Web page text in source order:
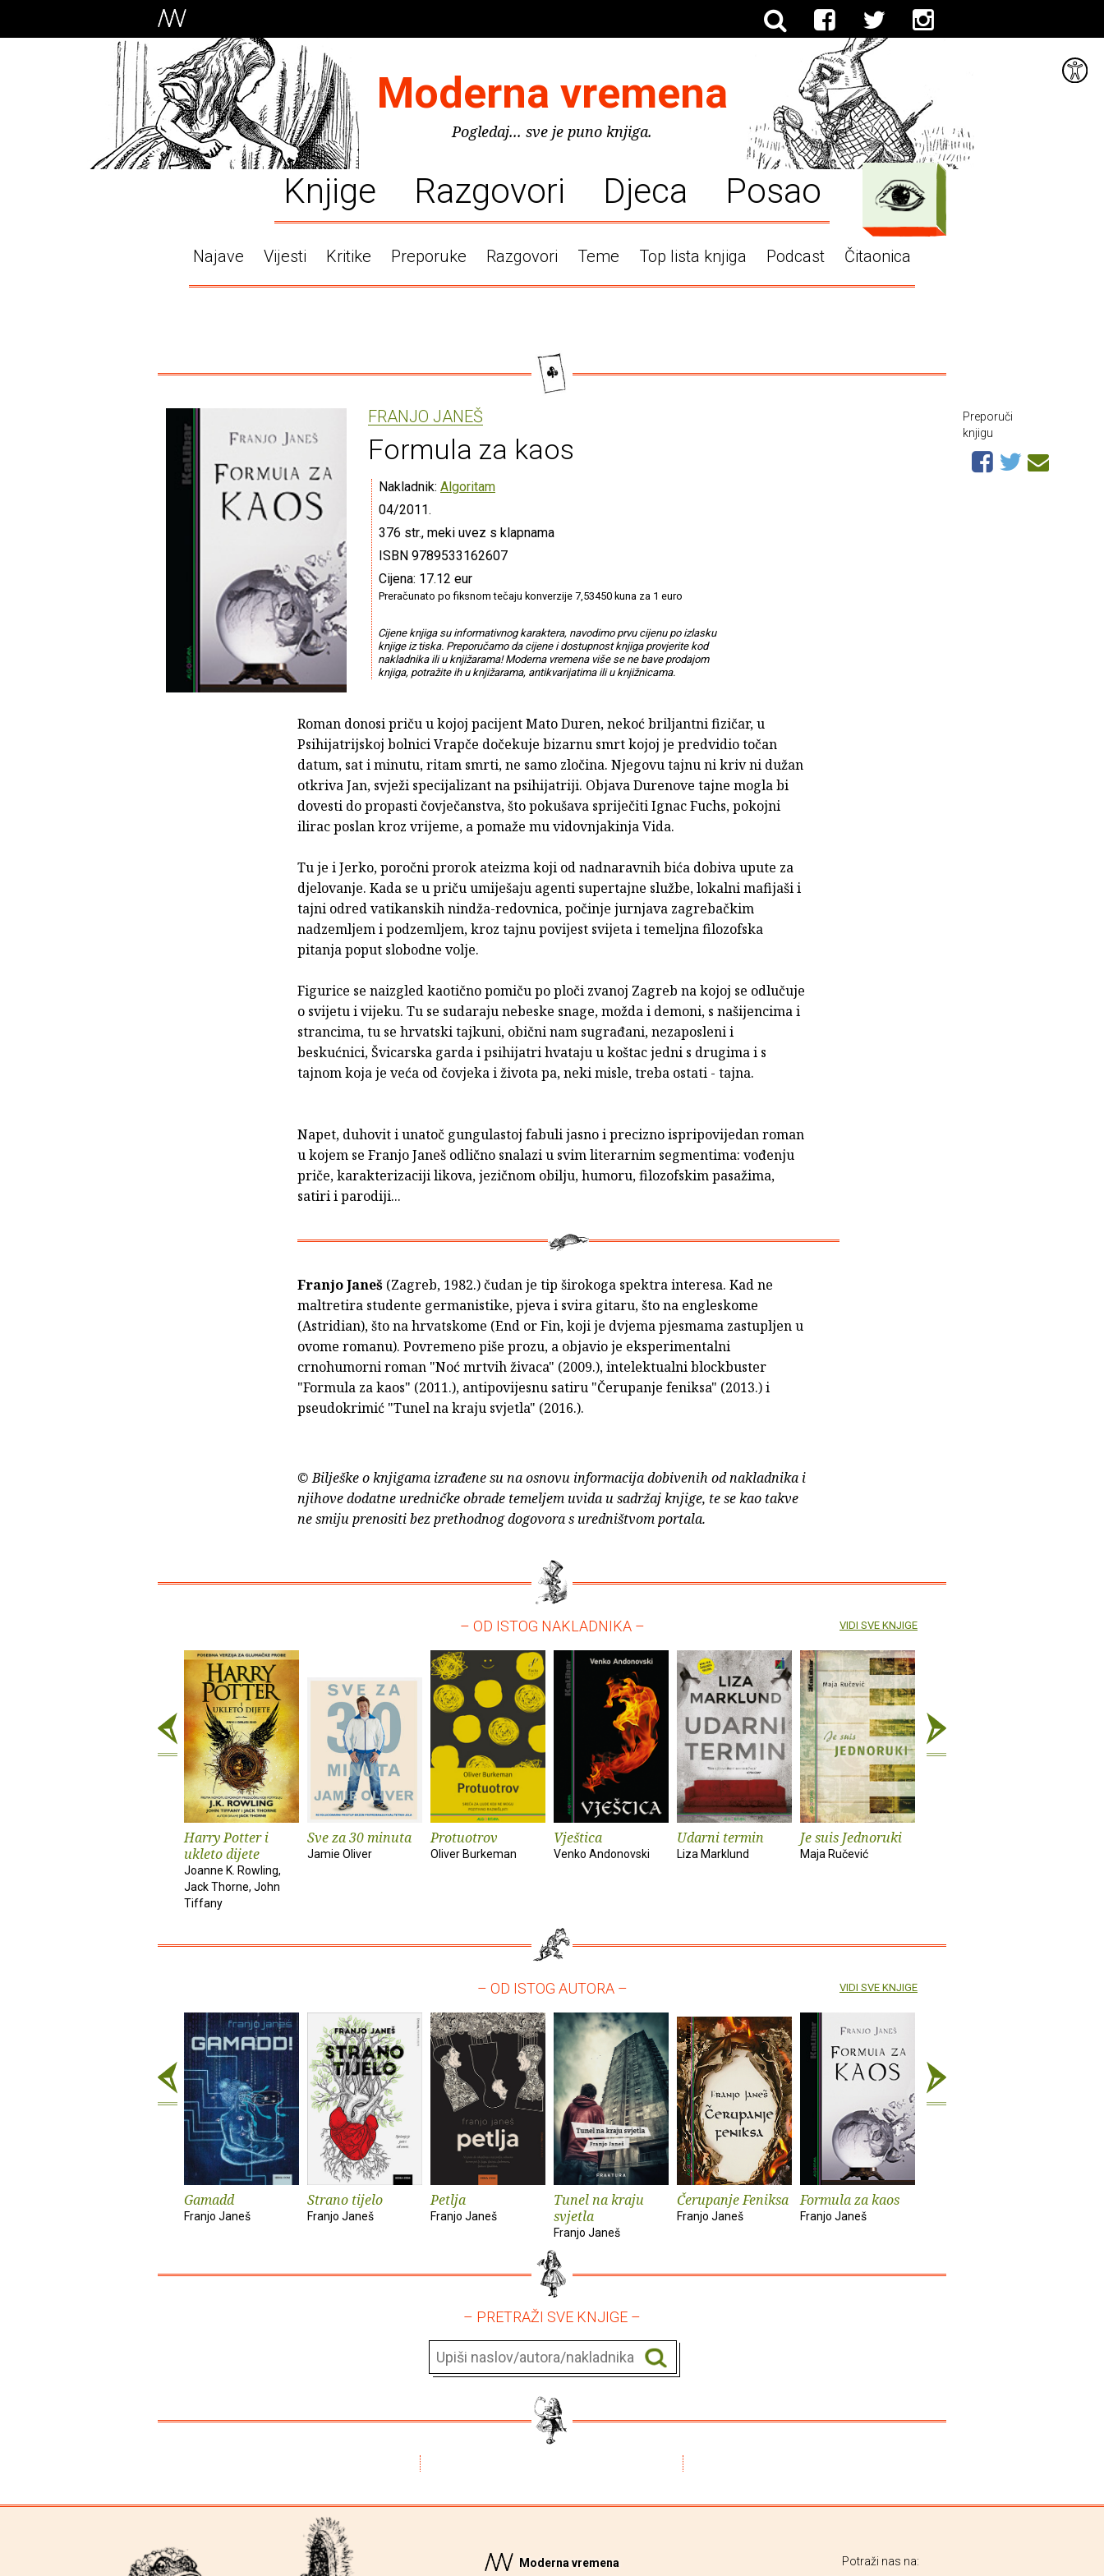
Moderna vremena
Pogledaj... sve je puno knjiga.
Knjige Razgovori Djeca Posao
Najave Vijesti Kritike Preporuke Razgovori Teme Top lista knjiga Podcast Čitaonica
FRANJO JANEŠ
Formula za kaos
Nakladnik: Algoritam
04/2011.
376 str., meki uvez s klapnama
ISBN 9789533162607
Cijena: 17.12 eur
Preračunato po fiksnom tečaju konverzije 7,53450 kuna za 1 euro
Cijene knjiga su informativnog karaktera, navodimo prvu cijenu po izlasku
knjige iz tiska. Preporučamo da cijene i dostupnost knjiga provjerite kod
nakladnika ili u knjižarama! Moderna vremena više se ne bave prodajom
knjiga, potražite ih u knjižarama, antikvarijatima ili u knjižnicama.
Roman donosi priču u kojoj pacijent Mato Duren, nekoć briljantni fizičar, u
Psihijatrijskoj bolnici Vrapče dočekuje bizarnu smrt kojoj je predvidio točan
datum, sat i minutu, ritam smrti, ne samo zločina. Njegovu tajnu ni kriv ni dužan
otkriva Jan, svježi specijalizant na psihijatriji. Objava Durenove tajne mogla bi
dovesti do propasti čovječanstva, što pokušava spriječiti Ignac Fuchs, pokojni
ilirac poslan kroz vrijeme, a pomaže mu vidovnjakinja Vida.
Tu je i Jerko, poročni prorok ateizma koji od nadnaravnih bića dobiva upute za
djelovanje. Kada se u priču umiješaju agenti supertajne službe, lokalni mafijaši i
tajni odred vatikanskih nindža-redovnica, počinje jurnjava zagrebačkim
nadzemljem i podzemljem, kroz tajnu povijest svijeta i temeljna filozofska
pitanja poput slobodne volje.
Figurice se naizgled kaotično pomiču po ploči zvanoj Zagreb na kojoj se odlučuje
o svijetu i vijeku. Tu se sudaraju nebeske snage, možda i demoni, s našijencima i
strancima, tu se hrvatski tajkuni, obični nam sugrađani, nezaposleni i
beskućnici, Švicarska garda i psihijatri hvataju u koštac jedni s drugima i s
tajnom koja je veća od čovjeka i života pa, neki misle, treba ostati - tajna.
Napet, duhovit i unatoč gungulastoj fabuli jasno i precizno ispripovijedan roman
u kojem se Franjo Janeš odlično snalazi u svim literarnim segmentima: vođenju
priče, karakterizaciji likova, jezičnom obilju, humoru, filozofskim pasažima,
satiri i parodiji...
Franjo Janeš (Zagreb, 1982.) čudan je tip širokoga spektra interesa. Kad ne
maltretira studente germanistike, pjeva i svira gitaru, što na engleskome
(Astridian), što na hrvatskome (End or Fin, koji je dvjema pjesmama zastupljen u
ovome romanu). Povremeno piše prozu, a objavio je eksperimentalni
crnohumorni roman "Noć mrtvih živaca" (2009.), intelektualni blockbuster
"Formula za kaos" (2011.), antipovijesnu satiru "Čerupanje feniksa" (2013.) i
pseudokrimić "Tunel na kraju svjetla" (2016.).
© Bilješke o knjigama izrađene su na osnovu informacija dobivenih od nakladnika i
njihove dodatne uredničke obrade temeljem uvida u sadržaj knjige, te se kao takve
ne smiju prenositi bez prethodnog dogovora s uredništvom portala.
Preporuči
knjigu
– OD ISTOG NAKLADNIKA –
Harry Potter i
ukleto dijete
Joanne K. Rowling,
Jack Thorne, John
Tiffany
Sve za 30 minuta
Jamie Oliver
Protuotrov
Oliver Burkeman
Vještica
Venko Andonovski
Udarni termin
Liza Marklund
Je suis Jednoruki
Maja Ručević
VIDI SVE KNJIGE
– OD ISTOG AUTORA –
Gamadd
Franjo Janeš
Strano tijelo
Franjo Janeš
Petlja
Franjo Janeš
Tunel na kraju
svjetla
Franjo Janeš
Čerupanje Feniksa
Franjo Janeš
Formula za kaos
Franjo Janeš
VIDI SVE KNJIGE
– PRETRAŽI SVE KNJIGE –
Moderna vremena Potraži nas na: